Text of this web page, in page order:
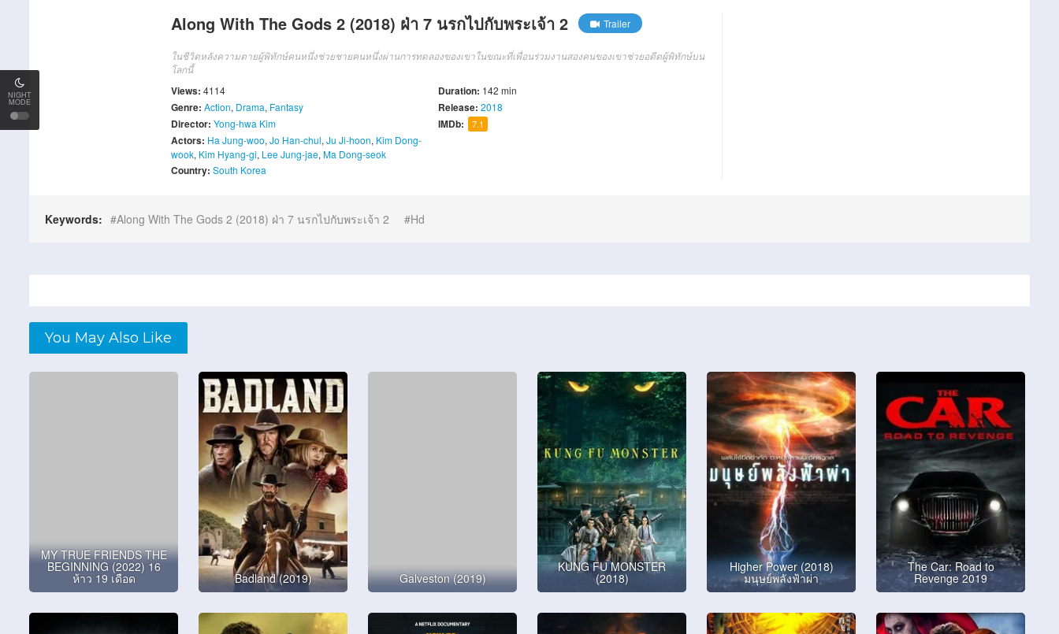
NIGHT
MODE
Along With The Gods 2 (2018) ฝ่า 7 นรกไปกับพระเจ้า 2 Trailer
ในชีวิตหลังความตายผู้พิทักษ์คนหนึ่งช่วยชายคนหนึ่งผ่านการทดลองของเขาในขณะที่เพื่อนร่วมงานสองคนของเขาช่วยอดีตผู้พิทักษ์บน
โลกนี้
Views: 4114
Genre: Action, Drama, Fantasy
Director: Yong-hwa Kim
Actors: Ha Jung-woo, Jo Han-chul, Ju Ji-hoon, Kim Dong-
wook, Kim Hyang-gi, Lee Jung-jae, Ma Dong-seok
Country: South Korea
Duration: 142 min
Release:2018
IMDb: 7.1
Keywords: Along With The Gods 2 (2018) ฝ่า 7 นรกไปกับพระเจ้า 2 Hd
You May Also Like
MY TRUE FRIENDS THE
BEGINNING (2022) 16
ห้าว 19 เดือด Badland (2019) Galveston (2019)
KUNG FU MONSTER
(2018)
Higher Power (2018)
มนุษย์พลังฟ้าผ่า
The Car: Road to
Revenge 2019